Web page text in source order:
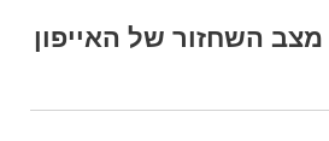
מצב השחזור של האייפון